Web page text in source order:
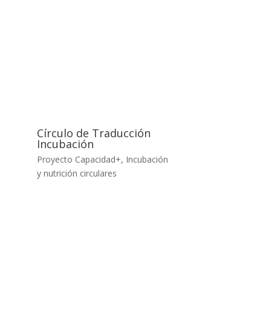
Círculo de Traducción
Incubación
Proyecto Capacidad+, Incubación
y nutrición circulares